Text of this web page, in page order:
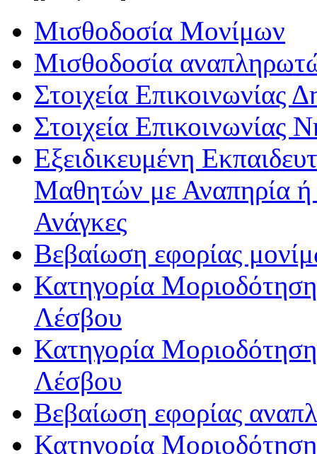
Μισθοδοσία Μονίμων
Μισθοδοσία
Στοιχεία Επικοινωνίας
Στοιχεία Επικοινωνίας
Εξειδικευμένη
Μαθητών με Αναπηρία ή /
Ανάγκες
Βεβαίωση εφορίας
Κατηγορία
Λέσβου
Κατηγορία
Λέσβου
Βεβαίωση εφορίας
Κατηγορία